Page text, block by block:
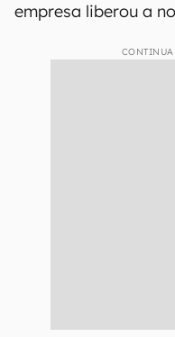
empresa liberou a